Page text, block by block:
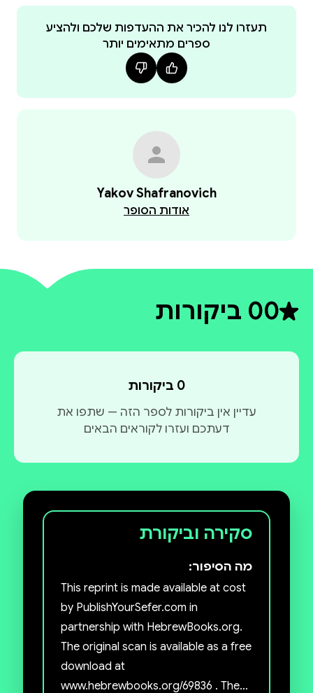
תעזרו לנו להכיר את ההעדפות שלכם ולהציע
ספרים מתאימים יותר
Yakov Shafranovich
אודות הסופר
0דירוג ממוצע 0 מתוך 5
0 ביקורות
0 ביקורות
עדיין אין ביקורות לספר הזה — שתפו את
דעתכם ועזרו לקוראים הבאים
סקירה וביקורת
מה הסיפור:
This reprint is made available at cost
by PublishYourSefer.com in
partnership with HebrewBooks.org.
The original scan is available as a free
download at
www.hebrewbooks.org/69836 . The